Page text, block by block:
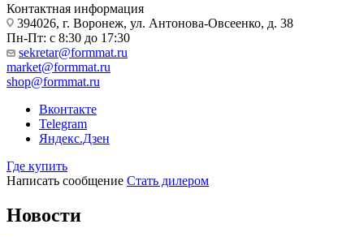
Контактная информация
394026, г. Воронеж, ул. Антонова-Овсеенко, д. 38
Пн-Пт: с 8:30 до 17:30
sekretar@formmat.ru
market@formmat.ru
shop@formmat.ru
Вконтакте
Telegram
Яндекс.Дзен
Где купить
Написать сообщение Стать дилером
Новости